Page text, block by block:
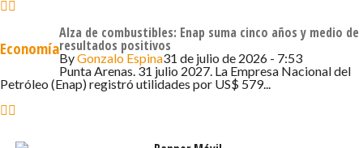
Brasil y Dinamarca.
Ricardo Arriagada destacó que durante el primer
trimestre se registraron un total de 53 empresas
Economía
Alza de combustibles: Enap suma cinco años y medio de
resultados positivos
ByGonzalo Espina31 de julio de 2026 - 7:53
Punta Arenas. 31 julio 2027. La Empresa Nacional del
Petróleo (Enap) registró utilidades por US$ 579...